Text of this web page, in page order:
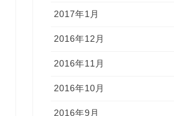
2017年1月
2016年12月
2016年11月
2016年10月
2016年9月